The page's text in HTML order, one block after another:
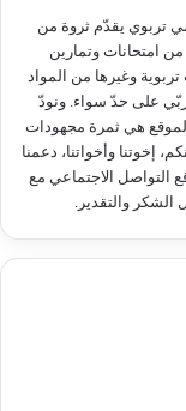
تربوي يقدّم ثروة من
من امتحانات وتمارين
وغيرها من المواد
على حدّ سواء. ونودّ
هي ثمرة مجهودات
إخوتنا وأخواتنا، دعمنا
التواصل الاجتماعي مع
الشكر والتقدير.